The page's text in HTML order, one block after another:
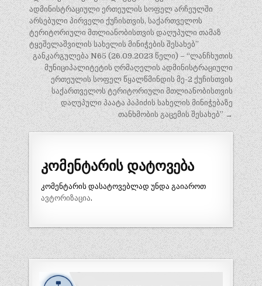
ადმინისტრაციული ერთეულის სოფელ არჩეულში
არსებული პირველი ქუჩისთვის, საქართველოს
ტერიტორიული მთლიანობისთვის დაღუპული თამაზ
ტყეშელაშვილის სახელის მინიჭების შესახებ”
განკარგულება N65 (26.09.2023 წელი) – “ლანჩხუთის
მუნიციპალიტეტის ღრმაღელის ადმინისტრაციული
ერთეულის სოფელ წყალწმინდის მე-2 ქუჩისთვის
საქართველოს ტერიტორიული მთლიანობისთვის
დაღუპული პაატა პაპიძის სახელის მინიჭებაზე
თანხმობის გაცემის შესახებ” →
კომენტარის დატოვება
კომენტარის დასატოვებლად უნდა გაიაროთ
ავტორიზაცია.